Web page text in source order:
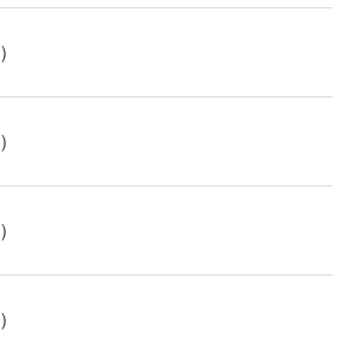
）
）
）
）